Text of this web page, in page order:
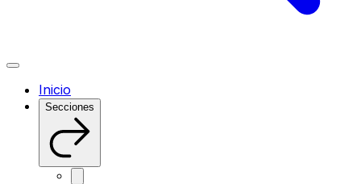
Inicio
Secciones